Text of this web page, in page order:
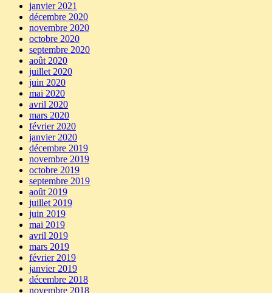
janvier 2021
décembre 2020
novembre 2020
octobre 2020
septembre 2020
août 2020
juillet 2020
juin 2020
mai 2020
avril 2020
mars 2020
février 2020
janvier 2020
décembre 2019
novembre 2019
octobre 2019
septembre 2019
août 2019
juillet 2019
juin 2019
mai 2019
avril 2019
mars 2019
février 2019
janvier 2019
décembre 2018
novembre 2018